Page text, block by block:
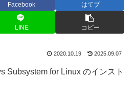
Facebook はてブ
LINE コピー
2020.10.19 2025.09.07
Subsystem for Linux のインスト